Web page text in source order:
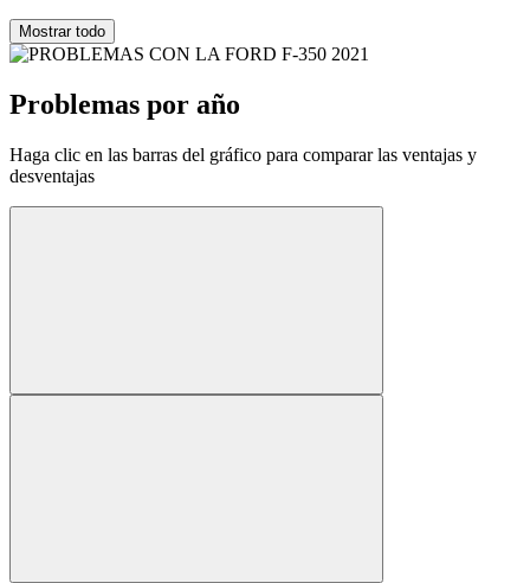
Mostrar todo
Problemas por año
Haga clic en las barras del gráfico para comparar las ventajas y
desventajas